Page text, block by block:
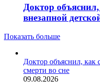
Доктор
внезапной
Показать больше
Доктор объяснил, как
смерти во сне
09.08.2026